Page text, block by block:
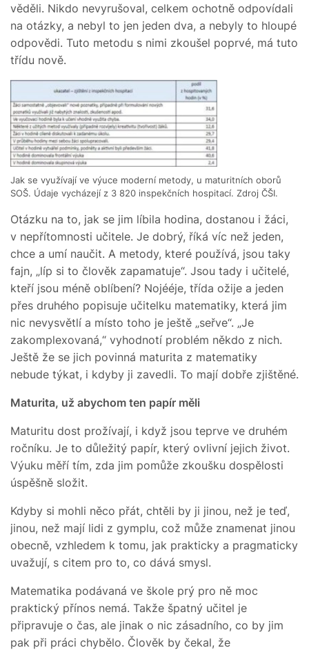
věděli. Nikdo nevyrušoval, celkem ochotně odpovídali
na otázky, a nebyl to jen jeden dva, a nebyly to hloupé
odpovědi. Tuto metodu s nimi zkoušel poprvé, má tuto
třídu nově.
Jak se využívají ve výuce moderní metody, u maturitních oborů
SOŠ. Údaje vycházejí z 3 820 inspekčních hospitací. Zdroj ČŠI.
Otázku na to, jak se jim líbila hodina, dostanou i žáci,
v nepřítomnosti učitele. Je dobrý, říká víc než jeden,
chce a umí naučit. A metody, které používá, jsou taky
fajn, „líp si to člověk zapamatuje“. Jsou tady i učitelé,
kteří jsou méně oblíbení? Nojééje, třída ožije a jeden
přes druhého popisuje učitelku matematiky, která jim
nic nevysvětlí a místo toho je ještě „seřve“. „Je
zakomplexovaná,“ vyhodnotí problém někdo z nich.
Ještě že se jich povinná maturita z matematiky
nebude týkat, i kdyby ji zavedli. To mají dobře zjištěné.
Maturita, už abychom ten papír měli
Maturitu dost prožívají, i když jsou teprve ve druhém
ročníku. Je to důležitý papír, který ovlivní jejich život.
Výuku měří tím, zda jim pomůže zkoušku dospělosti
úspěšně složit.
Kdyby si mohli něco přát, chtěli by ji jinou, než je teď,
jinou, než mají lidi z gymplu, což může znamenat jinou
obecně, vzhledem k tomu, jak prakticky a pragmaticky
uvažují, s citem pro to, co dává smysl.
Matematika podávaná ve škole prý pro ně moc
praktický přínos nemá. Takže špatný učitel je
připravuje o čas, ale jinak o nic zásadního, co by jim
pak při práci chybělo. Člověk by čekal, že